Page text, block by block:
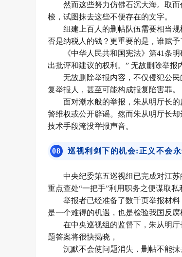
然而这些努力仿佛石沉大海。取
梭，试图抹去这些不便存在的文字。
组建上百人的删帖队伍需要相当
否是纳税人的钱？更重要的是，谁赋
《中华人民共和国宪法》第41条
出批评和建议的权利。” 无故删除举报
无故删除举报内容，不仅侵犯公
复举报人，甚至可能构成报复陷害罪。
面对潮水般的举报，朱从明厅长
警维权或公开辟谣。然而朱从明厅长
技术手段淹没举报声音。
08 巡视利剑下的机会:正义不会
中央纪委第五巡视组已完成对江
重点查处“一把手”利用职务之便谋取私
举报者已经准备了数千页举报材
是一个难得的机遇，也是检验我国反腐
在中央巡视组的监督下，朱从明
题答案将很快揭晓，
沉默不会使问题消失，删帖不能